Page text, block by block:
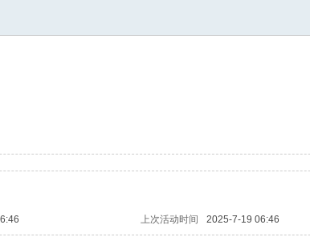
上次活动时间 2025-7-19 06:46